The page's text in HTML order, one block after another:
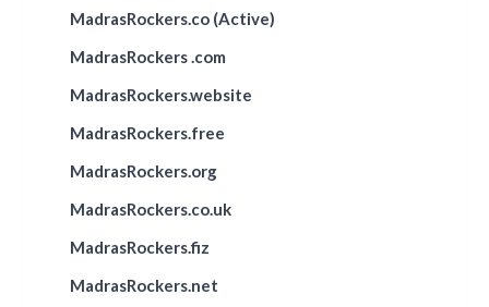
MadrasRockers.co (Active)
MadrasRockers .com
MadrasRockers.website
MadrasRockers.free
MadrasRockers.org
MadrasRockers.co.uk
MadrasRockers.fiz
MadrasRockers.net